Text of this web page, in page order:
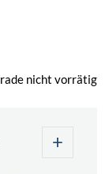
nicht vorrätig
+